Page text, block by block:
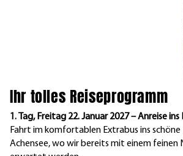
Ihr tolles Reiseprogramm
1. Tag, Freitag 22. Januar 2027 –
Fahrt im komfortablen Extrabus ins
Achensee, wo wir bereits mit einem feinen